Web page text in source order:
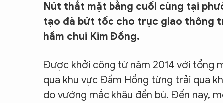
Nút thắt mặt bằng cuối cùng tại
tạo đà bứt tốc cho trục giao thông
hầm chui Kim Đồng.
Được khởi công từ năm 2014 với tổng
qua khu vực Đầm Hồng từng trải qua
do vướng mắc khâu đền bù. Đến nay,